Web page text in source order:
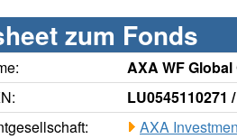
zum Fonds
AXA WF
LU0545110271
AXA